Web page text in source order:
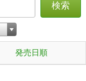
検索
発売日順